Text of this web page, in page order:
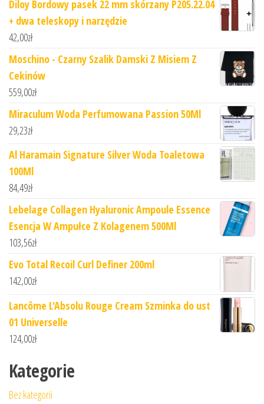
Diloy Bordowy pasek 22 mm skórzany P205.22.04
+ dwa teleskopy i narzędzie
42,00zł
Moschino - Czarny Szalik Damski Z Misiem Z
Cekinów
559,00zł
Miraculum Woda Perfumowana Passion 50Ml
29,23zł
Al Haramain Signature Silver Woda Toaletowa
100Ml
84,49zł
Lebelage Collagen Hyaluronic Ampoule Essence
Esencja W Ampułce Z Kolagenem 500Ml
103,56zł
Evo Total Recoil Curl Definer 200ml
142,00zł
Lancôme L'Absolu Rouge Cream Szminka do ust
01 Universelle
124,00zł
Kategorie
Bez kategorii